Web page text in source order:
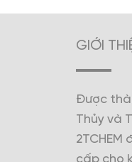
GIỚI
Được
Thủy và
2TCHEM
cấp cho